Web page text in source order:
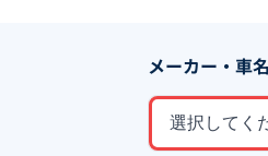
メーカー・車名
選択してく